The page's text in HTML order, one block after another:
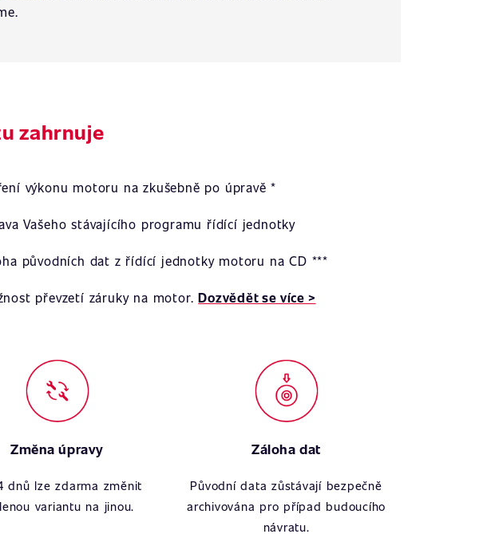
zahrnuje
výkonu motoru na zkušebně po úpravě *
Vašeho stávajícího programu řídící jednotky
původních dat z řídící jednotky motoru na CD ***
převzetí záruky na motor.Dozvědět se více >
Změna úpravy
dnů lze zdarma změnit
variantu na jinou.
Záloha dat
Původní data zůstávají bezpečně
archivována pro případ budoucího
návratu.